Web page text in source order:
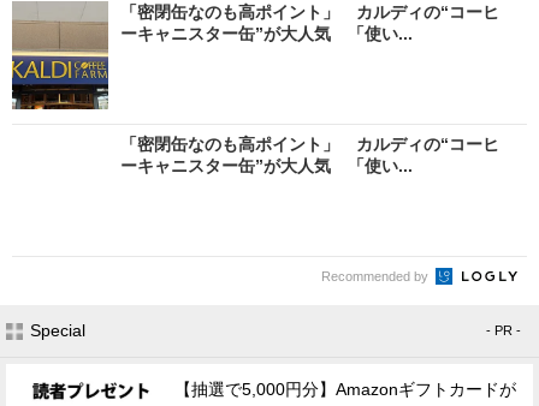
「密閉缶なのも高ポイント」 カルディの“コーヒ
ーキャニスター缶”が大人気 「使い...
「密閉缶なのも高ポイント」 カルディの“コーヒ
ーキャニスター缶”が大人気 「使い...
Recommended by
Special - PR -
【抽選で5,000円分】Amazonギフトカードが